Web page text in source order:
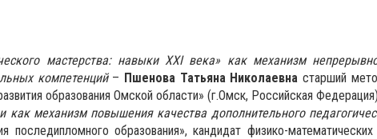
мастерства: навыки XXI века» как механизм
компетенций– Пшенова Татьяна Николаевна старший
образования Омской области» (г.Омск, Российская
механизм повышения качества дополнительного
образования», кандидат физико-